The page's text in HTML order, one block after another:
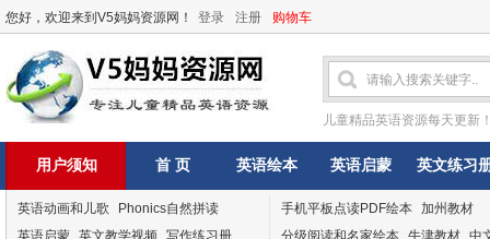
您好，欢迎来到V5妈妈资源网！ 登录 注册 购物车
儿童精品英语资源每天更新
用户须知 首 页 英语绘本 英语启蒙 英文练习
英语动画和儿歌
Phonics自然拼读
英语启蒙 英文教学视频 写作练习册
手机平板点读PDF绘本 加州教材
分级阅读和名家绘本 牛津教材 中